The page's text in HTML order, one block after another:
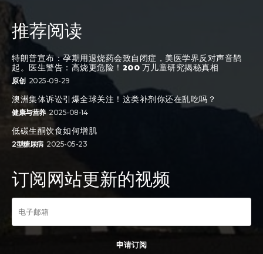
推荐阅读
特朗普宣布：孕期用退烧药会致自闭症，美医学界反对声音鹊
起。医生警告：高烧更危险！200 万儿童研究揭秘真相
原创 2025-09-29
澳洲集体诉讼引爆全球关注！这类补剂你还在乱吃吗？
健康与营养 2025-08-14
低碳生酮饮食如何增肌
2型糖尿病 2025-05-23
订阅网站更新的视频
申请订阅